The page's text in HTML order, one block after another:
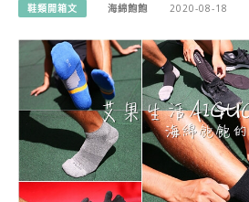
鞋類開箱文 海綿飽飽 2020-08-18